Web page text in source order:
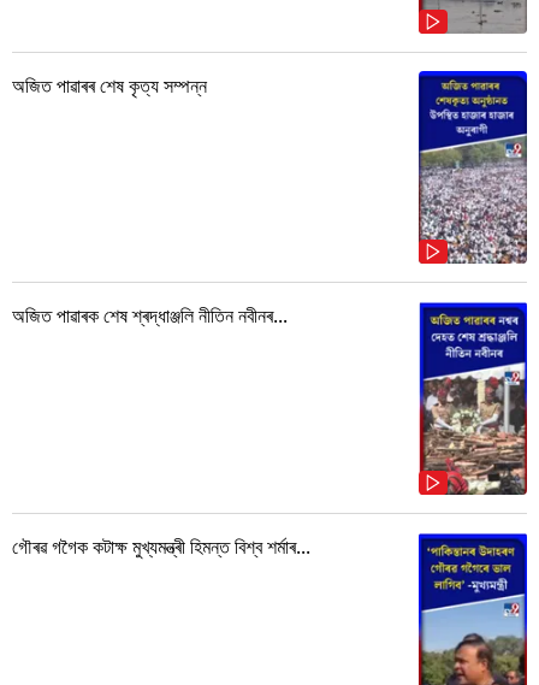
অজিত পাৱাৰৰ শেষ কৃত্য সম্পন্ন
অজিত পাৱাৰক শেষ শ্ৰদ্ধাঞ্জলি নীতিন নবীনৰ...
গৌৰৱ গগৈক কটাক্ষ মুখ্যমন্ত্ৰী হিমন্ত বিশ্ব শৰ্মাৰ...